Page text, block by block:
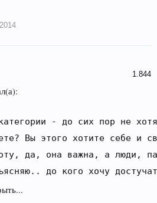
1.844
- до сих пор не
Вы этого хотите себе и
да, она важна, а люди,